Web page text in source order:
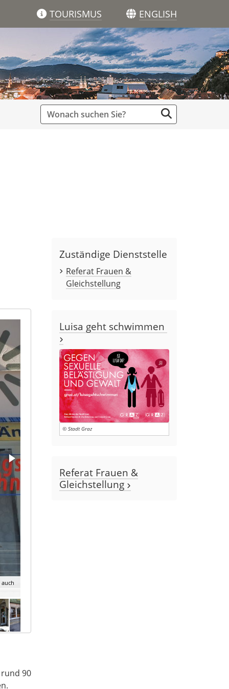
TOURISMUS ENGLISH
90
Zuständige Dienststelle
Referat Frauen &
Gleichstellung
Luisa geht schwimmen
© Stadt Graz
Referat Frauen &
Gleichstellung